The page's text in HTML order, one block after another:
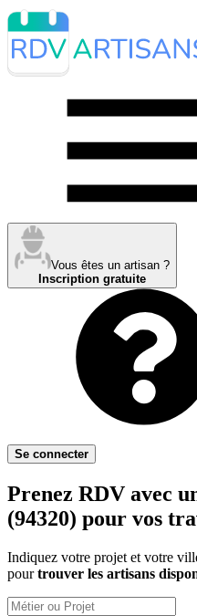
Vous êtes un artisan ?
Inscription gratuite
Se connecter
Prenez RDV avec
(94320) pour vos
Indiquez votre projet et votre
pourtrouver les artisans